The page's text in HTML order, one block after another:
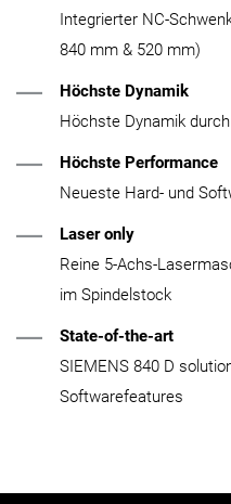
Integrierter NC-
840 mm & 520 mm)
Höchste Dynamik
Höchste Dynamik
Höchste Performance
Neueste Hard- und
Laser only
Reine 5-Achs-
im Spindelstock
State-of-the-art
SIEMENS 840 D
Softwarefeatures